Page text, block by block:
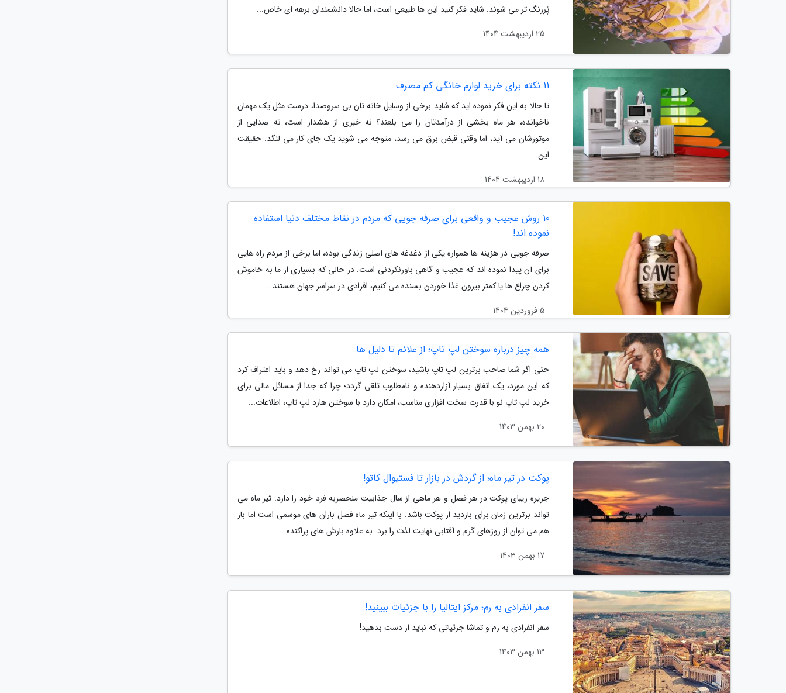
پُررنگ تر می شوند. شاید فکر کنید این ها طبیعی است، اما حالا دانشمندان برهه ای خاص...
25 اردیبهشت 1404
11 نکته برای خرید لوازم خانگی کم مصرف
تا حالا به این فکر نموده اید که شاید برخی از وسایل خانه تان بی سروصدا، درست مثل یک مهمان
ناخوانده، هر ماه بخشی از درآمدتان را می بلعند؟ نه خبری از هشدار است، نه صدایی از
موتورشان می آید، اما وقتی قبض برق می رسد، متوجه می شوید یک جای کار می لنگد. حقیقت
این...
18 اردیبهشت 1404
10 روش عجیب و واقعی برای صرفه جویی که مردم در نقاط مختلف دنیا استفاده
نموده اند!
صرفه جویی در هزینه ها همواره یکی از دغدغه های اصلی زندگی بوده، اما برخی از مردم راه هایی
برای آن پیدا نموده اند که عجیب و گاهی باورنکردنی است. در حالی که بسیاری از ما به خاموش
کردن چراغ ها یا کمتر بیرون غذا خوردن بسنده می کنیم، افرادی در سراسر جهان هستند...
5 فروردین 1404
همه چیز درباره سوختن لپ تاپ؛ از علائم تا دلیل ها
حتی اگر شما صاحب برترین لپ تاپ باشید، سوختن لپ تاپ می تواند رخ دهد و باید اعتراف کرد
که این مورد، یک اتفاق بسیار آزاردهنده و نامطلوب تلقی گردد؛ چرا که جدا از مسائل مالی برای
خرید لپ تاپ نو با قدرت سخت افزاری مناسب، امکان دارد با سوختن هارد لپ تاپ، اطلاعات...
20 بهمن 1403
پوکت در تیر ماه؛ از گردش در بازار تا فستیوال کاتو!
جزیره زیبای پوکت در هر فصل و هر ماهی از سال جذابیت منحصربه فرد خود را دارد. تیر ماه می
تواند برترین زمان برای بازدید از پوکت باشد. با اینکه تیر ماه فصل باران های موسمی است اما باز
هم می توان از روزهای گرم و آفتابی نهایت لذت را برد. به علاوه بارش های پراکنده...
17 بهمن 1403
سفر انفرادی به رم؛ مرکز ایتالیا را با جزئیات ببینید!
سفر انفرادی به رم و تماشا جزئیاتی که نباید از دست بدهید!
13 بهمن 1403